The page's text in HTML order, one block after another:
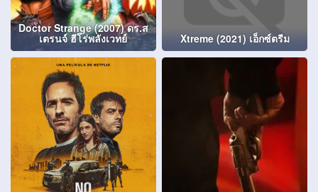
Doctor Strange (2007) ดร.ส
เตรนจ์ ฮีโร่พลังเวทย์ Xtreme (2021) เอ็กซ์ตรีม